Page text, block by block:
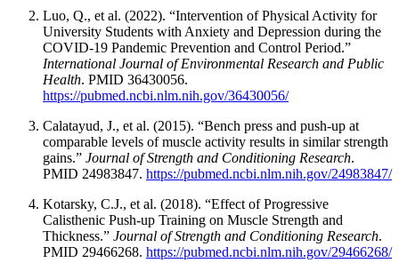
Luo, Q., et al. (2022). “Intervention of Physical Activity for
University Students with Anxiety and Depression during the
COVID-19 Pandemic Prevention and Control Period.”
International Journal of Environmental Research and Public
Health. PMID 36430056.
https://pubmed.ncbi.nlm.nih.gov/36430056/
Calatayud, J., et al. (2015). “Bench press and push-up at
comparable levels of muscle activity results in similar strength
gains.” Journal of Strength and Conditioning Research.
PMID 24983847. https://pubmed.ncbi.nlm.nih.gov/24983847/
Kotarsky, C.J., et al. (2018). “Effect of Progressive
Calisthenic Push-up Training on Muscle Strength and
Thickness.” Journal of Strength and Conditioning Research.
PMID 29466268. https://pubmed.ncbi.nlm.nih.gov/29466268/